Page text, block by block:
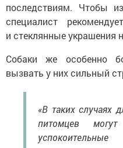
последствиям. Чтобы
специалист
и стеклянные украшения
Собаки же особенно
вызвать у них сильный
«В таких случаях
питомцев